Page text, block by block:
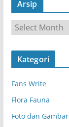
Arsip
s
Kategori
Fans Write
Flora Fauna
Foto dan Gambar